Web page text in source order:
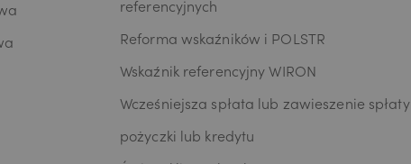
referencyjnych
Reforma wskaźników i POLSTR
Wskaźnik referencyjny WIRON
Wcześniejsza spłata lub zawieszenie spłaty
pożyczki lub kredytu